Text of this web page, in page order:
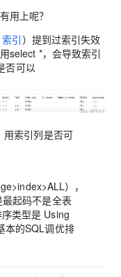
用上呢？
引 ）提到过索引失效
select *，会导致索引
否可以
用索引列是否可
），
起码不是全表
类型是 Using
本的SQL调优排